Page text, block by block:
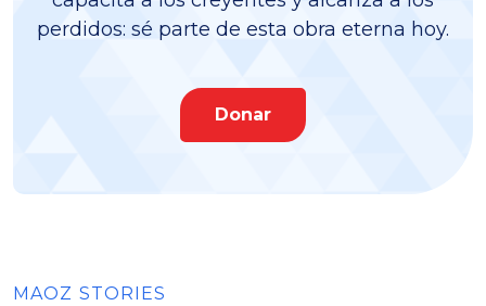
perdidos: sé parte de esta obra eterna hoy.
Donar
MAOZ STORIES